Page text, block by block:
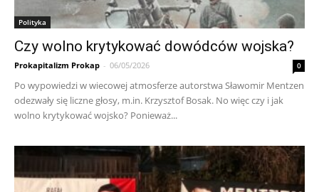
Polityka
Czy wolno krytykować dowódców wojska?
Prokapitalizm Prokap - 06/05/2026 0
Po wypowiedzi w wiecowej atmosferze autorstwa Sławomir Mentzen
odezwały się liczne głosy, m.in. Krzysztof Bosak. No więc czy i jak
wolno krytykować wojsko? Ponieważ...